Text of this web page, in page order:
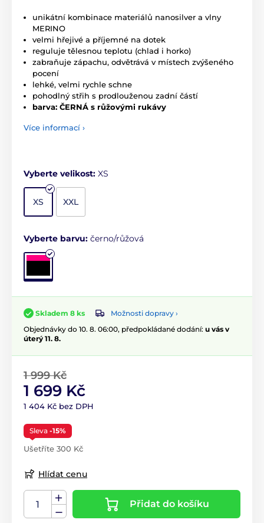
unikátní kombinace materiálů nanosilver a vlny
MERINO
velmi hřejivé a příjemné na dotek
reguluje tělesnou teplotu (chlad i horko)
zabraňuje zápachu, odvětrává v místech zvýšeného
pocení
lehké, velmi rychle schne
pohodlný střih s prodlouženou zadní částí
barva: ČERNÁ s růžovými rukávy
Více informací ›
Vyberte velikost: XS
XS XXL
Vyberte barvu: černo/růžová
Skladem 8 ks
Možnosti dopravy ›
Objednávky do 10. 8. 06:00, předpokládané dodání: u vás v
úterý 11. 8.
1 999 Kč
1 699 Kč
1 404 Kč bez DPH
Sleva -15%
Ušetříte 300 Kč
Hlídat cenu
Přidat do košíku